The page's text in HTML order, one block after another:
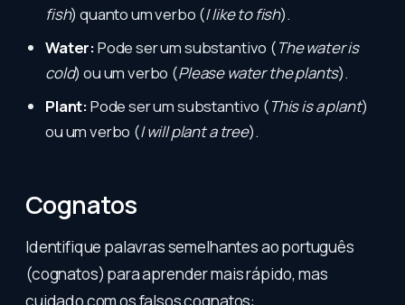
fish) quanto um verbo (I like to fish).
Water:Pode ser um substantivo (The water is
cold) ou um verbo (Please water the plants).
Plant:Pode ser um substantivo (This is a plant)
ou um verbo (I will plant a tree).
Cognatos
Identifique palavras semelhantes ao português
(cognatos) para aprender mais rápido, mas
cuidado com os falsos cognatos: